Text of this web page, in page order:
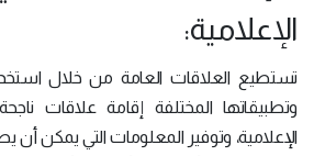
الإعلامية:
تستطيع العلاقات العامة من خلال
وتطبيقاتها المختلفة إقامة علاقات
الإعلامية، وتوفير المعلومات التي يمكن أن